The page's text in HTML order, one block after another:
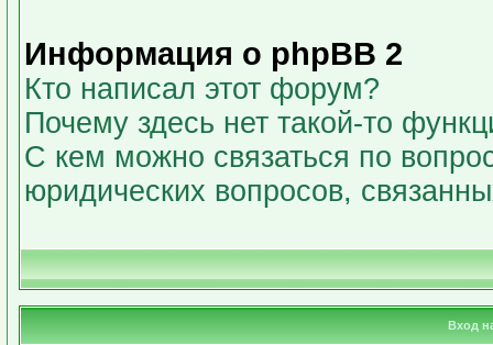
Информация о phpBB 2
Кто написал этот форум?
Почему здесь нет такой-то
С кем можно связаться по
юридических вопросов,
Вход